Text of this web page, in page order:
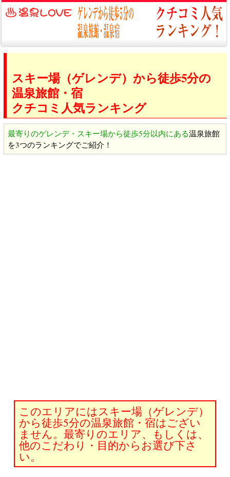
スキー場（ゲレンデ）から徒歩5分の
温泉旅館・宿
クチコミ人気ランキング
最寄りのゲレンデ・スキー場から徒歩5分以内にある温泉旅館
を3つのランキングでご紹介！
このエリアにはスキー場（ゲレンデ）
から徒歩5分の温泉旅館・宿はござい
ません。最寄りのエリア、もしくは、
他のこだわり・目的からお選び下さ
い。